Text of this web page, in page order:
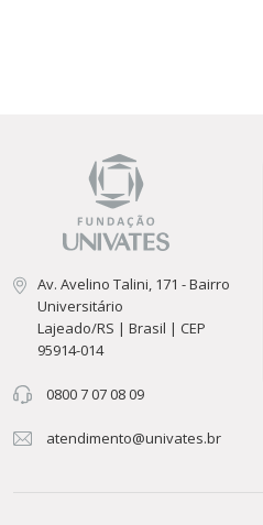
Av. Avelino Talini, 171 - Bairro
Universitário
Lajeado/RS | Brasil | CEP
95914-014
0800 7 07 08 09
atendimento@univates.br